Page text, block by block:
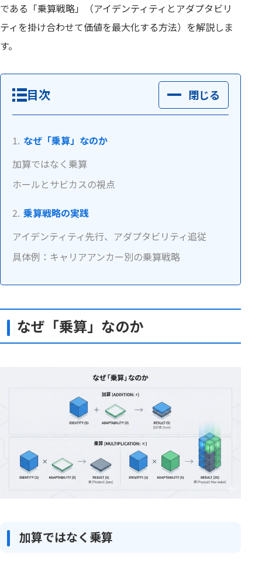
である「乗算戦略」（アイデンティティとアダプタビリ
ティを掛け合わせて価値を最大化する方法）を解説しま
す。
目次 閉じる
なぜ「乗算」なのか
加算ではなく乗算
ホールとサビカスの視点
乗算戦略の実践
アイデンティティ先行、アダプタビリティ追従
具体例：キャリアアンカー別の乗算戦略
なぜ「乗算」なのか
加算ではなく乗算